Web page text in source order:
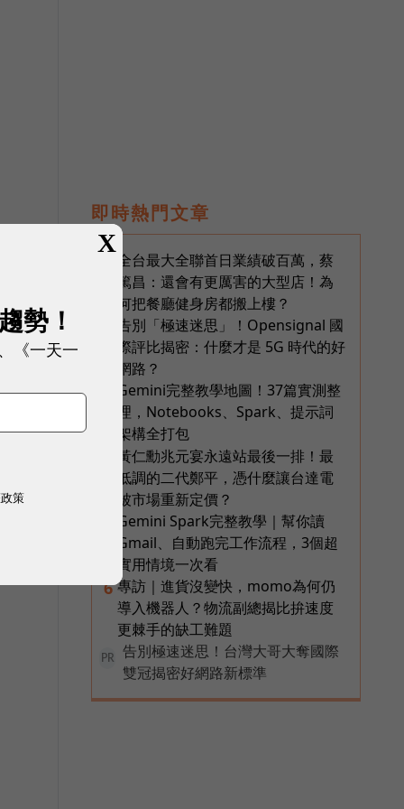
即時熱門文章
全台最大全聯首日業績破百萬，蔡
篤昌：還會有更厲害的大型店！為
何把餐廳健身房都搬上樓？
告別「極速迷思」！Opensignal 國
際評比揭密：什麼才是 5G 時代的好
網路？
Gemini完整教學地圖！37篇實測整
理，Notebooks、Spark、提示詞
架構全打包
黃仁勳兆元宴永遠站最後一排！最
低調的二代鄭平，憑什麼讓台達電
被市場重新定價？
Gemini Spark完整教學｜幫你讀
Gmail、自動跑完工作流程，3個超
實用情境一次看
6 專訪｜進貨沒變快，momo為何仍
導入機器人？物流副總揭比拚速度
更棘手的缺工難題
PR
告別極速迷思！台灣大哥大奪國際
雙冠揭密好網路新標準
X
勢！
《一天一
策